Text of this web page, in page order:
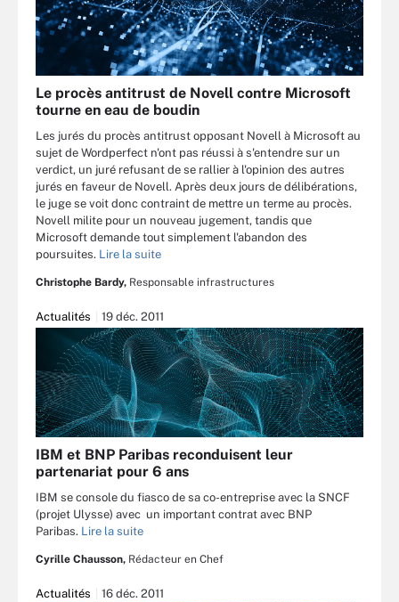
Le procès antitrust de Novell contre Microsoft
tourne en eau de boudin
Les jurés du procès antitrust opposant Novell à Microsoft au
sujet de Wordperfect n'ont pas réussi à s'entendre sur un
verdict, un juré refusant de se rallier à l'opinion des autres
jurés en faveur de Novell. Après deux jours de délibérations,
le juge se voit donc contraint de mettre un terme au procès.
Novell milite pour un nouveau jugement, tandis que
Microsoft demande tout simplement l'abandon des
poursuites. Lire la suite
Christophe Bardy, Responsable infrastructures
Actualités 19 déc. 2011
IBM et BNP Paribas reconduisent leur
partenariat pour 6 ans
IBM se console du fiasco de sa co-entreprise avec la SNCF
(projet Ulysse) avec un important contrat avec BNP
Paribas. Lire la suite
Cyrille Chausson, Rédacteur en Chef
Actualités 16 déc. 2011